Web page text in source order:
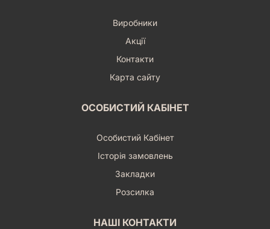
Виробники
Акції
Контакти
Карта сайту
ОСОБИСТИЙ КАБІНЕТ
Особистий Кабінет
Історія замовлень
Закладки
Розсилка
НАШІ КОНТАКТИ